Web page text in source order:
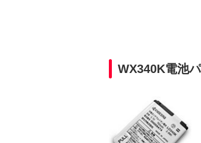
WX340K電池